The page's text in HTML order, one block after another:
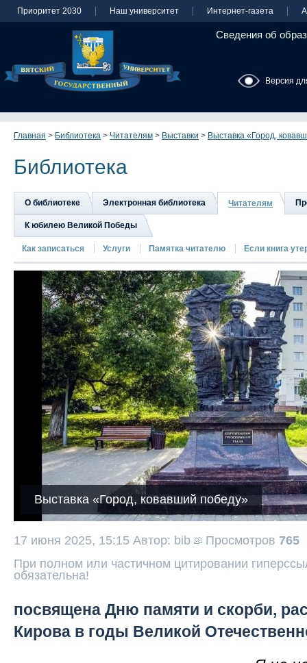
Приоритет 2030 Наш университет Интернет-газета
Сведения об
Версия
Главная > Библиотека > Читателям > Выставки > Выставка «Город,
Библиотека
О библиотеке Электронная библиотека Читателям
К юбилею Великой Победы
Как записаться Услуги Памятка читателю Если книга
Выставка «Город, ковавший победу»
17 июня 2025, 15:15 Автор: bib Просмотров 765
При полном или частичном цитировании
обязательна!
посвящена Дню памяти и скорби,
Кирова в годы Великой